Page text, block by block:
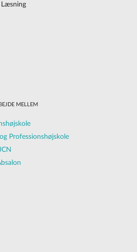
MELLEM
Professionshøjskole